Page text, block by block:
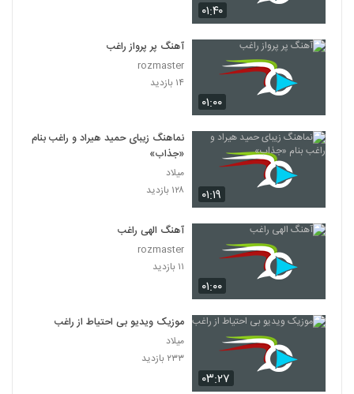
۰۱:۴۰
۰۱:۰۰
آهنگ پر پرواز راغب
rozmaster
۱۴ بازدید
۰۱:۱۹
نماهنگ زیبای حمید هیراد و راغب بنام
«جذاب»
میلاد
۱۲۸ بازدید
۰۱:۰۰
آهنگ الهی راغب
rozmaster
۱۱ بازدید
۰۳:۲۷
موزیک ویدیو بی احتیاط از راغب
میلاد
۲۳۳ بازدید